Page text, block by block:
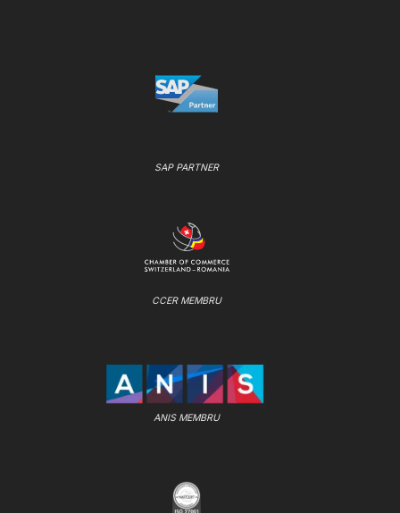
SAP PARTNER
CCER MEMBRU
ANIS MEMBRU